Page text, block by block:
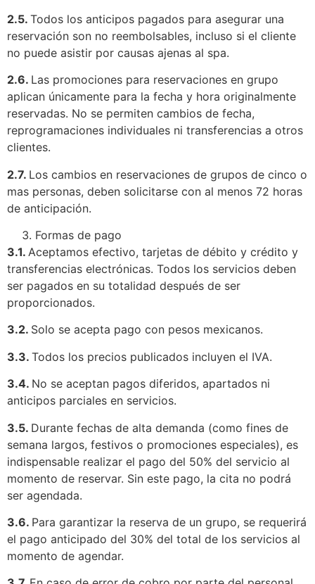
2.5. Todos los anticipos pagados para asegurar una
reservación son no reembolsables, incluso si el cliente
no puede asistir por causas ajenas al spa.
2.6. Las promociones para reservaciones en grupo
aplican únicamente para la fecha y hora originalmente
reservadas. No se permiten cambios de fecha,
reprogramaciones individuales ni transferencias a otros
clientes.
2.7. Los cambios en reservaciones de grupos de cinco o
mas personas, deben solicitarse con al menos 72 horas
de anticipación.
Formas de pago
3.1. Aceptamos efectivo, tarjetas de débito y crédito y
transferencias electrónicas. Todos los servicios deben
ser pagados en su totalidad después de ser
proporcionados.
3.2. Solo se acepta pago con pesos mexicanos.
3.3. Todos los precios publicados incluyen el IVA.
3.4. No se aceptan pagos diferidos, apartados ni
anticipos parciales en servicios.
3.5. Durante fechas de alta demanda (como fines de
semana largos, festivos o promociones especiales), es
indispensable realizar el pago del 50% del servicio al
momento de reservar. Sin este pago, la cita no podrá
ser agendada.
3.6. Para garantizar la reserva de un grupo, se requerirá
el pago anticipado del 30% del total de los servicios al
momento de agendar.